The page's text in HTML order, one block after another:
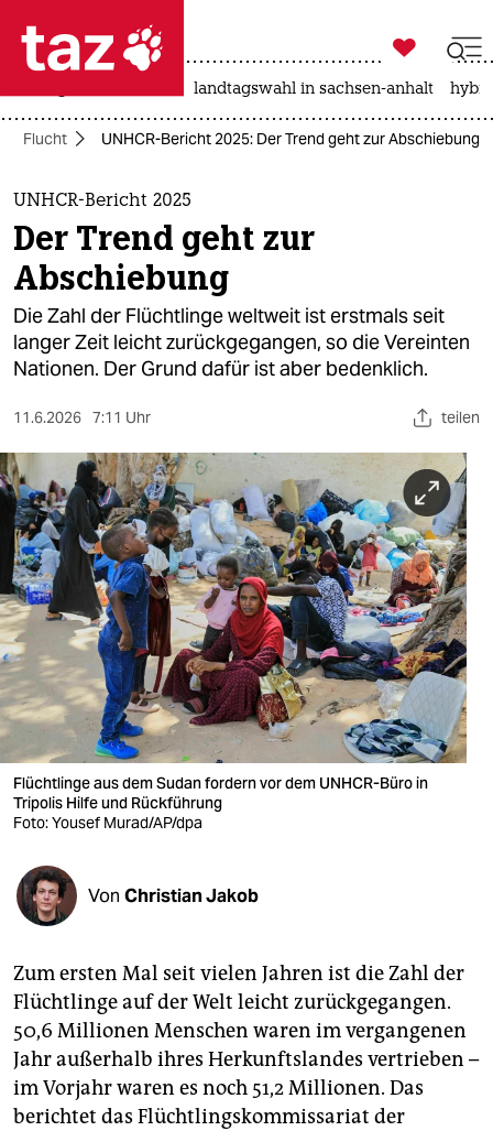
 taz zahl ich
taz zahl ich
themen
politik
öko
gesellschaft
sport
berlin
nord
wahrheit
verlag
verlag
veranstaltungen
shop
fragen & hilfe
unterstützen
abo
epaper login

taz zahl ich
landtagswahl in sachsen-anhalt
Flucht UNHCR-Bericht 2025: Der Trend geht zur Abschiebung
UNHCR-Bericht 2025
Der Trend geht zur
Abschiebung
Die Zahl der Flüchtlinge weltweit ist erstmals seit
langer Zeit leicht zurückgegangen, so die Vereinten
Nationen. Der Grund dafür ist aber bedenklich.
11.6.2026 7:11 Uhr teilen
Flüchtlinge aus dem Sudan fordern vor dem UNHCR-Büro in
Tripolis Hilfe und Rückführung
Foto: Yousef Murad/AP/dpa
Von Christian Jakob
Zum ersten Mal seit vielen Jahren ist die Zahl der
Flüchtlinge auf der Welt leicht zurückgegangen.
50,6 Millionen Menschen waren im vergangenen
Jahr außerhalb ihres Herkunftslandes vertrieben –
im Vorjahr waren es noch 51,2 Millionen. Das
berichtet das Flüchtlingskommissariat der